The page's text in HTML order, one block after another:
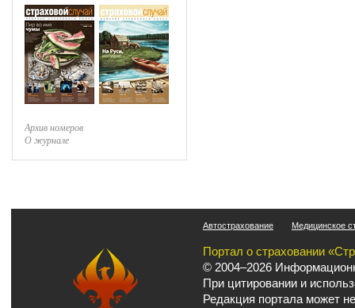
Архив номеров
О журнале
Автострахование Медицинское
Портал о страховании
© 2004–2026
При цитировании и
Редакция портала может